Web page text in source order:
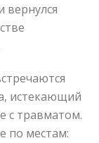
вернулся
истекающий
с травматом.
по местам: